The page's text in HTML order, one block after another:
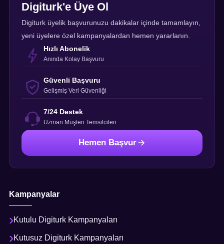
Digiturk'e Üye Ol
Digiturk üyelik başvurunuzu dakikalar içinde tamamlayın,
yeni üyelere özel kampanyalardan hemen yararlanın.
Hızlı Abonelik
Anında Kolay Başvuru
Güvenli Başvuru
Gelişmiş Veri Güvenliği
7/24 Destek
Uzman Müşteri Temsilcileri
Hemen Başvur
Kampanyalar
Kutulu Digiturk Kampanyaları
Kutusuz Digiturk Kampanyaları